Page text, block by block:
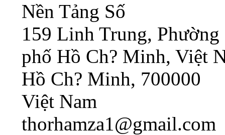
Nền Tảng Số
159 Linh Trung,
phố Hồ Ch? Minh, Việt
Hồ Ch? Minh, 700000
Việt Nam
thorhamza1@gmail.com